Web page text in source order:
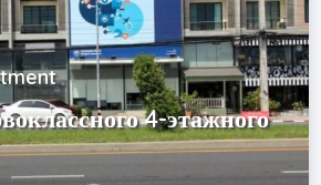
4-этажного